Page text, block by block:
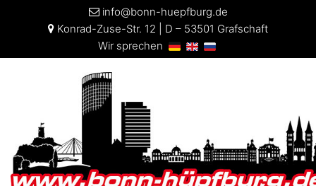
info@bonn-huepfburg.de
Konrad-Zuse-Str. 12 | D – 53501 Grafschaft
Wir sprechen